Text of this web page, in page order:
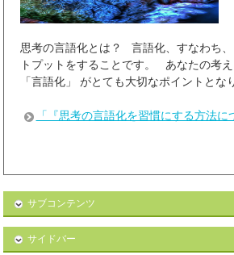
思考の言語化とは？ 言語化、すなわち
トプットをすることです。 あなたの考
「言語化」 がとても大切なポイントと
「『思考の言語化を習慣にする方法
サブコンテンツ
サイドバー